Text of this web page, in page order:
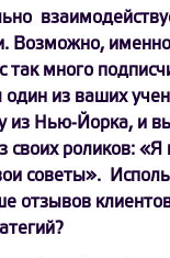
Возможно,
так много
из ваших
из Нью-Йорка, и
своих роликов:
советы».
отзывов